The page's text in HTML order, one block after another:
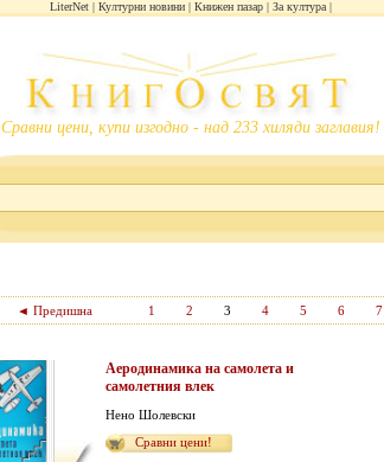
LiterNet Културни новини Книжен пазар За култура
Сравни цени, купи изгодно - над 233 хиляди заглавия!
◄ Предишна 1 2 3 4 5 6 7
Аеродинамика на самолета и
самолетния влек
Нено Шолевски
Сравни цени!